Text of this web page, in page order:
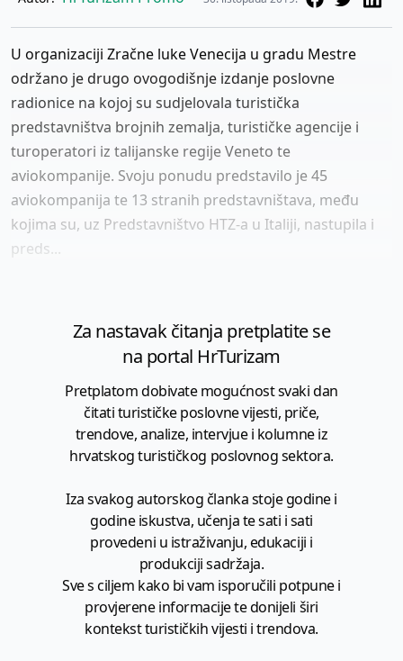
U organizaciji Zračne luke Venecija u gradu Mestre
održano je drugo ovogodišnje izdanje poslovne
radionice na kojoj su sudjelovala turistička
predstavništva brojnih zemalja, turističke agencije i
turoperatori iz talijanske regije Veneto te
aviokompanije. Svoju ponudu predstavilo je 45
aviokompanija te 13 stranih predstavništava, među
kojima su, uz Predstavništvo HTZ-a u Italiji, nastupila i
preds...
Za nastavak čitanja pretplatite se
na portal HrTurizam
Pretplatom dobivate mogućnost svaki dan
čitati turističke poslovne vijesti, priče,
trendove, analize, intervjue i kolumne iz
hrvatskog turističkog poslovnog sektora.
Iza svakog autorskog članka stoje godine i
godine iskustva, učenja te sati i sati
provedeni u istraživanju, edukaciji i
produkciji sadržaja.
Sve s ciljem kako bi vam isporučili potpune i
provjerene informacije te donijeli širi
kontekst turističkih vijesti i trendova.